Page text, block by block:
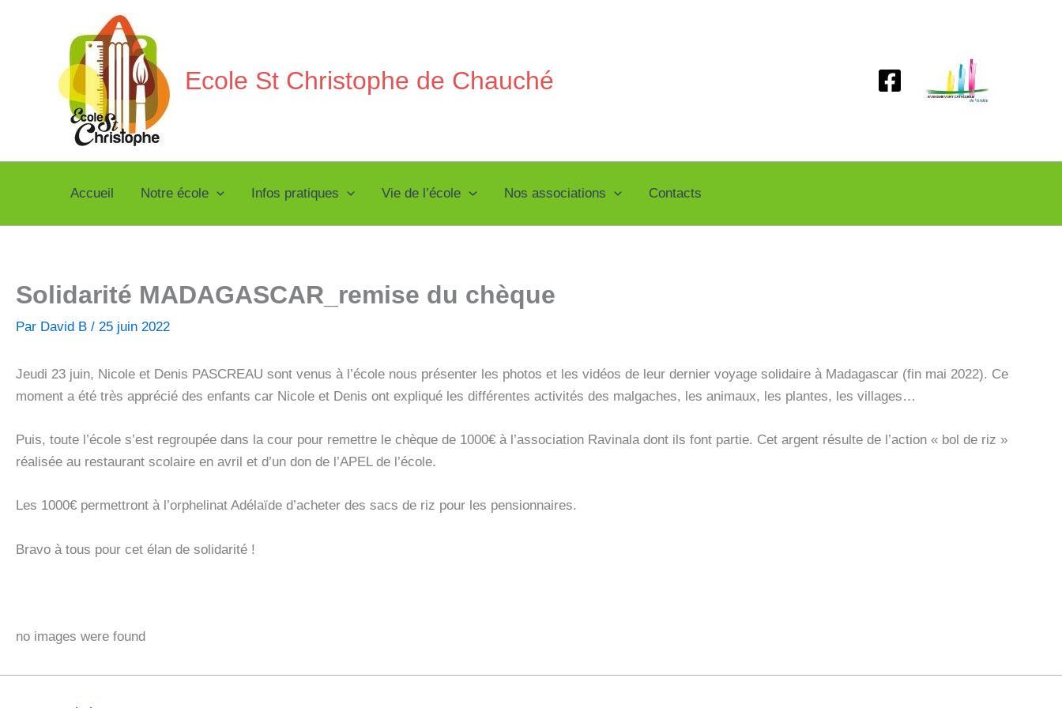
Ecole St Christophe de Chauché
Accueil Notre école Infos pratiques Vie de l’école Nos associations Contacts
Solidarité MADAGASCAR_remise du chèque
Par David B / 25 juin 2022
Jeudi 23 juin, Nicole et Denis PASCREAU sont venus à l’école nous présenter les photos et les vidéos de leur dernier voyage solidaire à Madagascar (fin mai 2022). Ce
moment a été très apprécié des enfants car Nicole et Denis ont expliqué les différentes activités des malgaches, les animaux, les plantes, les villages…
Puis, toute l’école s’est regroupée dans la cour pour remettre le chèque de 1000€ à l’association Ravinala dont ils font partie. Cet argent résulte de l’action « bol de riz »
réalisée au restaurant scolaire en avril et d’un don de l’APEL de l’école.
Les 1000€ permettront à l’orphelinat Adélaïde d’acheter des sacs de riz pour les pensionnaires.
Bravo à tous pour cet élan de solidarité !
no images were found